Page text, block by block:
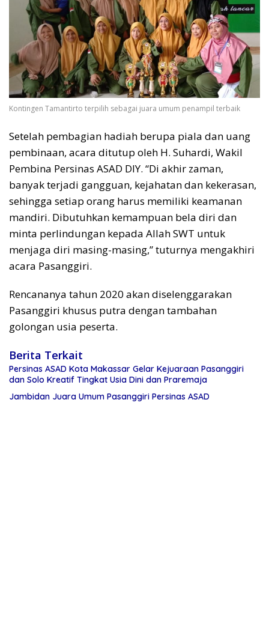
Kontingen Tamantirto terpilih sebagai juara umum penampil terbaik
Setelah pembagian hadiah berupa piala dan uang
pembinaan, acara ditutup oleh H. Suhardi, Wakil
Pembina Persinas ASAD DIY. “Di akhir zaman,
banyak terjadi gangguan, kejahatan dan kekerasan,
sehingga setiap orang harus memiliki keamanan
mandiri. Dibutuhkan kemampuan bela diri dan
minta perlindungan kepada Allah SWT untuk
menjaga diri masing-masing,” tuturnya mengakhiri
acara Pasanggiri.
Rencananya tahun 2020 akan diselenggarakan
Pasanggiri khusus putra dengan tambahan
golongan usia peserta.
Berita Terkait
Persinas ASAD Kota Makassar Gelar Kejuaraan Pasanggiri
dan Solo Kreatif Tingkat Usia Dini dan Praremaja
Jambidan Juara Umum Pasanggiri Persinas ASAD